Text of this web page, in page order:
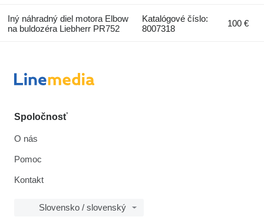
Iný náhradný diel motora Elbow
na buldozéra Liebherr PR752
Katalógové číslo:
8007318
100 €
Spoločnosť
O nás
Pomoc
Kontakt
Slovensko / slovenský